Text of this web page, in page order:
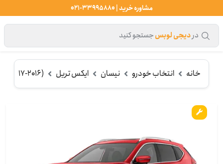
مشاوره خرید | 33995880-021
دردیجی لوبسجستجو کنید
خانه انتخاب خودرو نیسان ایکس تریل (2017-2016)